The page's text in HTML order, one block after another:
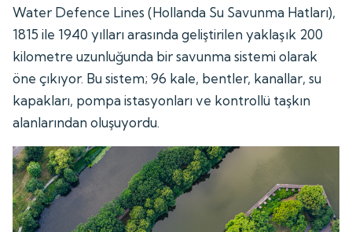
Water Defence Lines (Hollanda Su Savunma Hatları),
1815 ile 1940 yılları arasında geliştirilen yaklaşık 200
kilometre uzunluğunda bir savunma sistemi olarak
öne çıkıyor. Bu sistem; 96 kale, bentler, kanallar, su
kapakları, pompa istasyonları ve kontrollü taşkın
alanlarından oluşuyordu.